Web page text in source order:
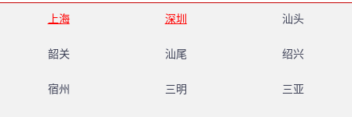
上海 深圳 汕头
韶关 汕尾 绍兴
宿州 三明 三亚